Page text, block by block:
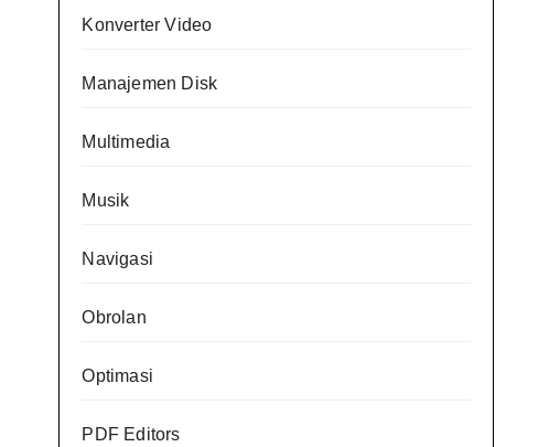
Konverter Video
Manajemen Disk
Multimedia
Musik
Navigasi
Obrolan
Optimasi
PDF Editors